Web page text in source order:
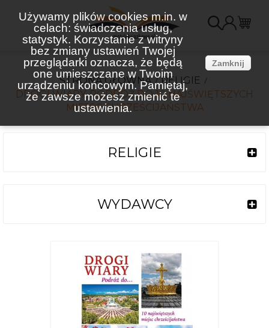
Używamy plików cookies m.in. w
celach: świadczenia usług,
statystyk. Korzystanie z witryny
bez zmiany ustawień Twojej
przeglądarki oznacza, że będą
one umieszczane w Twoim
urządzeniu końcowym. Pamiętaj,
że zawsze możesz zmienić te
ustawienia.
Zamknij
STRONA GŁÓWNA
RELIGIE
DROGI WIARY. PODRÓŻ DO 10 NAJŚWIĘTSZYCH
MIEJSC CHRZEŚCIJAŃSTWA
RELIGIE
WYDAWCY